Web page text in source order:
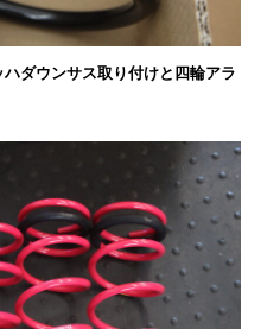
ダウンサス取り付けと四輪アラ